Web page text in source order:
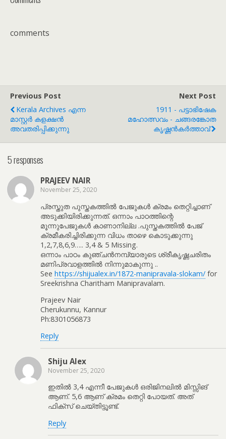
comments
Previous Post
Kerala Archives എന്ന
മാസ്റ്റർ കളക്ഷൻ
അവതരിപ്പിക്കുന്നു
Next Post
1911 - പട്ടാഭിഷേക
മഹോത്സവം - ചങ്ങരങ്കോത
കൃഷ്ണൻകർത്താവ്
5 responses
PRAJEEV NAIR
November 25, 2020
പ്രസ്തുത പുസ്തകത്തിൽ പേജുകൾ ക്രമം തെറ്റിച്ചാണ്
അടുക്കിയിരിക്കുന്നത്. ഒന്നാം പാഠത്തിന്റെ
മൂന്നുപേജുകൾ കാണാനില്ല .പുസ്തകത്തിൽ പേജ്
ക്രമീകരിച്ചിരിക്കുന്ന വിധം താഴെ കൊടുക്കുന്നു
1,2,7,8,6,9….. 3,4 & 5 Missing.
ഒന്നാം പാഠം കുഞ്ചൻനമ്പ്യാരുടെ ശ്രീകൃഷ്ണചരിതം
മണിപ്രവാളത്തിൽ നിന്നുമാകുന്നു ..
See https://shijualex.in/1872-manipravala-slokam/ for
Sreekrishna Charitham Manipravalam.
Prajeev Nair
Cherukunnu, Kannur
Ph:8301056873
Reply
Shiju Alex
November 25, 2020
ഇതിൽ 3,4 എന്നീ പേജുകൾ ഒരിജിനലിൽ മിസ്സിങ്
ആണ്. 5,6 ആണ് ക്രമം തെറ്റി പോയത്. അത്
ഫിക്സ് ചെയ്തിട്ടൂണ്ട്.
Reply